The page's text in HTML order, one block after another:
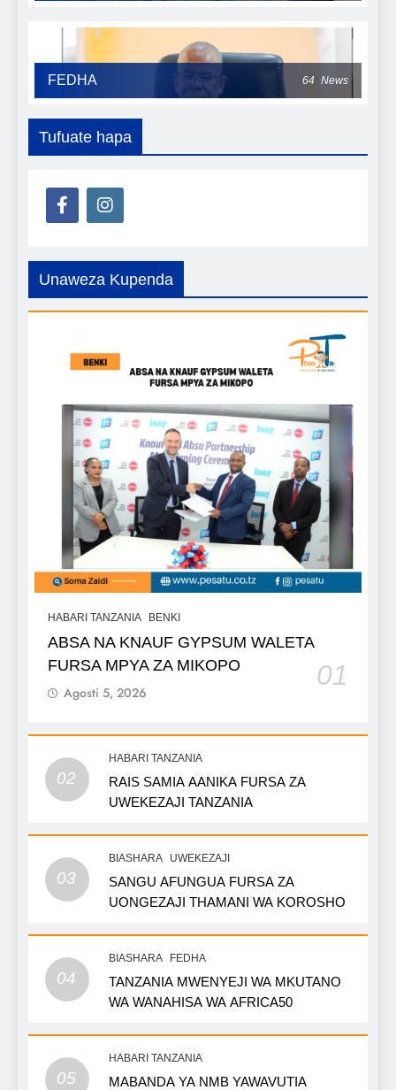
FEDHA 64 News
Tufuate hapa
Unaweza Kupenda
HABARI TANZANIA BENKI
ABSA NA KNAUF GYPSUM WALETA
FURSA MPYA ZA MIKOPO
01
Agosti 5, 2026
02
HABARI TANZANIA
RAIS SAMIA AANIKA FURSA ZA
UWEKEZAJI TANZANIA
03
BIASHARA UWEKEZAJI
SANGU AFUNGUA FURSA ZA
UONGEZAJI THAMANI WA KOROSHO
04
BIASHARA FEDHA
TANZANIA MWENYEJI WA MKUTANO
WA WANAHISA WA AFRICA50
05
HABARI TANZANIA
MABANDA YA NMB YAWAVUTIA